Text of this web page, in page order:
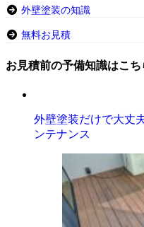
外壁塗装の知識
無料お見積
お見積前の予備知識はこ
外壁塗装だけで大丈
ンテナンス